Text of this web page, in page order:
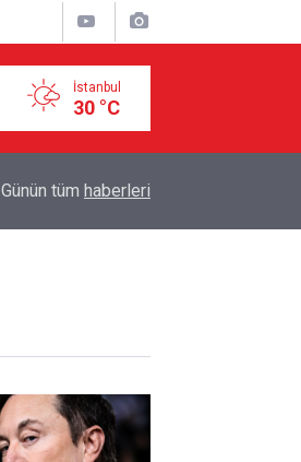
İstanbul
30 °C
Günün tüm haberleri